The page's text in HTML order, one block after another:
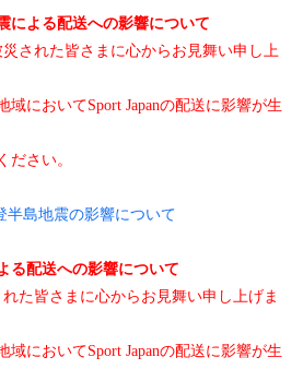
による配送への影響について
された皆さまに心からお見舞い申し上
域においてSport Japanの配送に影響が生
ださい。
半島地震の影響について
る配送への影響について
た皆さまに心からお見舞い申し上げま
域においてSport Japanの配送に影響が生